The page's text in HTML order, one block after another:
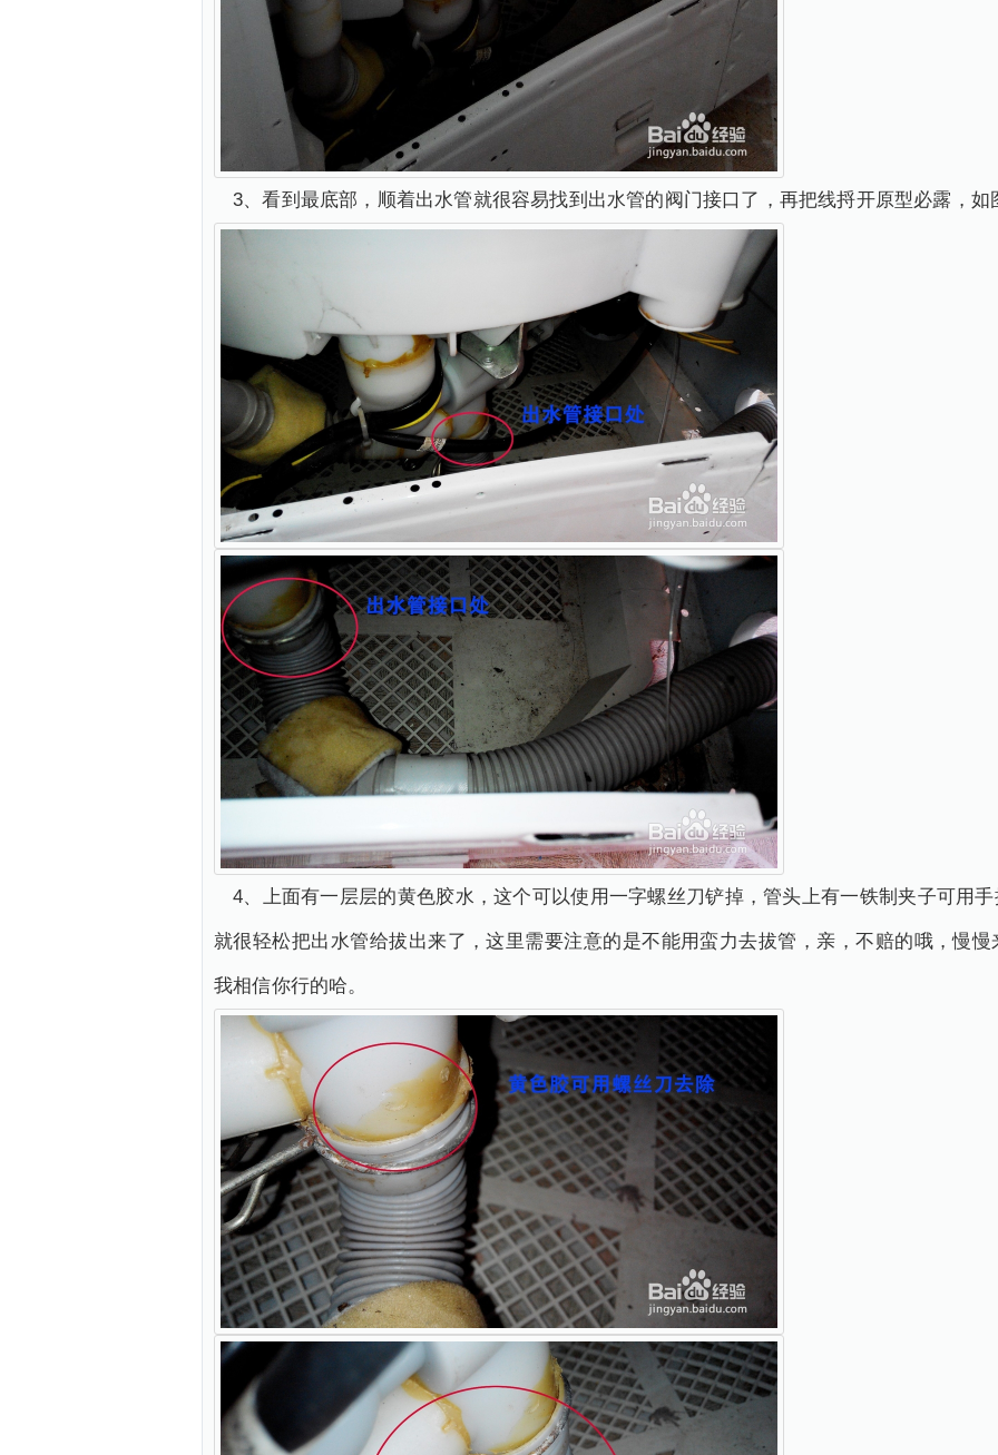
3、看到最底部，顺着出水管就很容易找到出水管的阀门接口了，再把线捋开原型必露，如
4、上面有一层层的黄色胶水，这个可以使用一字螺丝刀铲掉，管头上有一铁制夹子可用
就很轻松把出水管给拔出来了，这里需要注意的是不能用蛮力去拔管，亲，不赔的哦，慢
我相信你行的哈。